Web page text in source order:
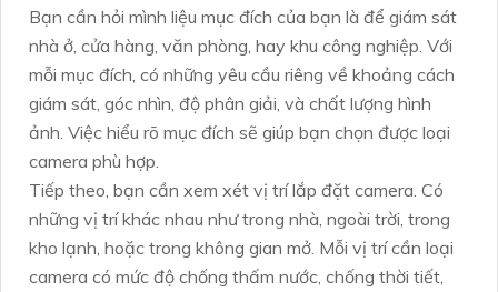
Bạn cần hỏi mình liệu mục đích của bạn là để giám sát
nhà ở, cửa hàng, văn phòng, hay khu công nghiệp. Với
mỗi mục đích, có những yêu cầu riêng về khoảng cách
giám sát, góc nhìn, độ phân giải, và chất lượng hình
ảnh. Việc hiểu rõ mục đích sẽ giúp bạn chọn được loại
camera phù hợp.
Tiếp theo, bạn cần xem xét vị trí lắp đặt camera. Có
những vị trí khác nhau như trong nhà, ngoài trời, trong
kho lạnh, hoặc trong không gian mở. Mỗi vị trí cần loại
camera có mức độ chống thấm nước, chống thời tiết,